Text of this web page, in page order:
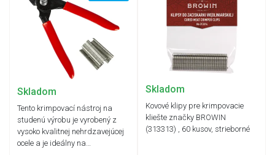
Skladom
Tento krimpovací nástroj na
studenú výrobu je vyrobený z
vysoko kvalitnej nehrdzavejúcej
ocele a je ideálny na…
Skladom
Kovové klipy pre krimpovacie
kliešte značky BROWIN
(313313) , 60 kusov, strieborné